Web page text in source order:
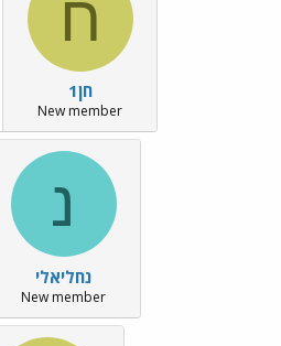
ח
חן1
New member
נ
נחליאלי
New member